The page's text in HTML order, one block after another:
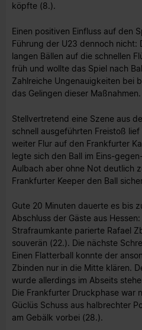
köpfte (8.).
Einen positiven Einfluss auf den
Führung der U23 dennoch nicht:
langen Bällen auf die schnellen
früh und wollte das Spiel nach
Zahlreiche Ungenauigkeiten bei
das Gelingen dieser Maßnahmen.
Stellvertretend eine Szene aus
schnell ausgeführten Freistoß
weiter Flur auf den Frankfurter
legte sich den Ball im Eins-
Aulbach aber ohne Not deutlich
Frankfurter Keeper den Ball
Gute 20 Minuten dauerte es bis
Abschluss der Gäste aus
Strafraumkante parierte Rafael
souverän (22.). Die nächste
Einen Flatterball konnte der
Zbinden nur in die Mitte klären.
wurde allerdings im Abseits
Die Frankfurter Druckphase war
Güclüs Schuss aus halbrechter
am Gebälk vorbei (28.).